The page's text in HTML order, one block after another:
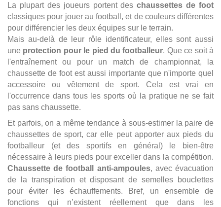
La plupart des joueurs portent deschaussettes de foot
classiques pour jouer au football, et de couleurs différentes
pour différencier les deux équipes sur le terrain.
Mais au-delà de leur rôle identificateur, elles sont aussi
une protection pour le pied du footballeur. Que ce soit à
l'entraînement ou pour un match de championnat, la
chaussette de foot est aussi importante que n'importe quel
accessoire ou vêtement de sport. Cela est vrai en
l'occurrence dans tous les sports où la pratique ne se fait
pas sans chaussette.
Et parfois, on a même tendance à sous-estimer la paire de
chaussettes de sport, car elle peut apporter aux pieds du
footballeur (et des sportifs en général) le bien-être
nécessaire à leurs pieds pour exceller dans la compétition.
Chaussette de football anti-ampoules, avec évacuation
de la transpiration et disposant de semelles bouclettes
pour éviter les échauffements. Bref, un ensemble de
fonctions qui n’existent réellement que dans les